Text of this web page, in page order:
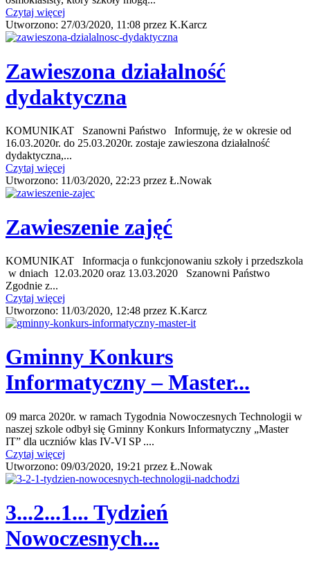
Czytaj więcej
Utworzono: 27/03/2020, 11:08 przez K.Karcz
Zawieszona działalność
dydaktyczna
KOMUNIKAT Szanowni Państwo Informuję, że w okresie od
16.03.2020r. do 25.03.2020r. zostaje zawieszona działalność
dydaktyczna,...
Czytaj więcej
Utworzono: 11/03/2020, 22:23 przez Ł.Nowak
Zawieszenie zajęć
KOMUNIKAT Informacja o funkcjonowaniu szkoły i przedszkola
w dniach 12.03.2020 oraz 13.03.2020 Szanowni Państwo
Zgodnie z...
Czytaj więcej
Utworzono: 11/03/2020, 12:48 przez K.Karcz
Gminny Konkurs
Informatyczny – Master...
09 marca 2020r. w ramach Tygodnia Nowoczesnych Technologii w
naszej szkole odbył się Gminny Konkurs Informatyczny „Master
IT” dla uczniów klas IV-VI SP ....
Czytaj więcej
Utworzono: 09/03/2020, 19:21 przez Ł.Nowak
3...2...1... Tydzień
Nowoczesnych...